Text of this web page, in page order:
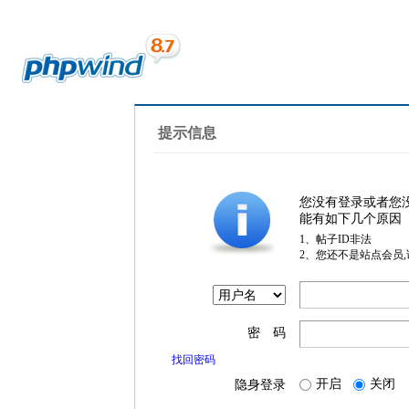
提示信息
您没有登录或者您
能有如下几个原因
1、帖子ID非法
2、您还不是站点会员
密 码
找回密码
隐身登录 开启 关闭